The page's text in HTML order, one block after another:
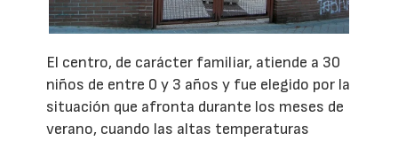
El centro, de carácter familiar, atiende a 30
niños de entre 0 y 3 años y fue elegido por la
situación que afronta durante los meses de
verano, cuando las altas temperaturas